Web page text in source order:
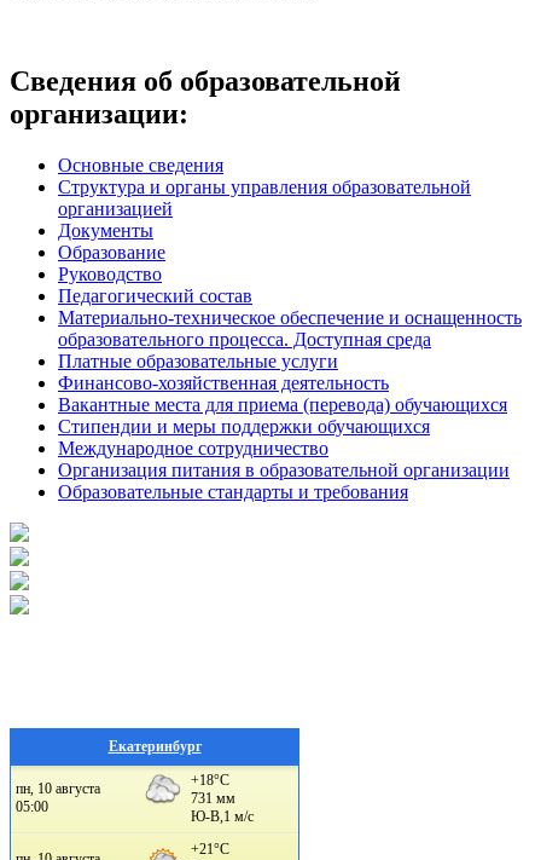
Сведения об образовательной
организации:
Основные сведения
Структура и органы управления образовательной
организацией
Документы
Образование
Руководство
Педагогический состав
Материально-техническое обеспечение и оснащенность
образовательного процесса. Доступная среда
Платные образовательные услуги
Финансово-хозяйственная деятельность
Вакантные места для приема (перевода) обучающихся
Стипендии и меры поддержки обучающихся
Международное сотрудничество
Организация питания в образовательной организации
Образовательные стандарты и требования
Екатеринбург